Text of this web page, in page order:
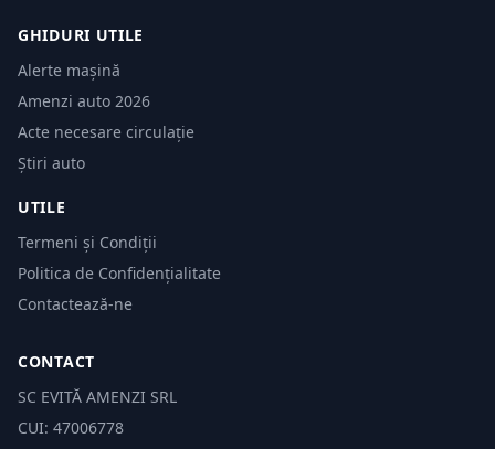
GHIDURI UTILE
Alerte mașină
Amenzi auto 2026
Acte necesare circulație
Știri auto
UTILE
Termeni și Condiții
Politica de Confidențialitate
Contactează-ne
CONTACT
SC EVITĂ AMENZI SRL
CUI: 47006778